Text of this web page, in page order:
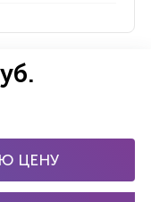
ЦЕНУ